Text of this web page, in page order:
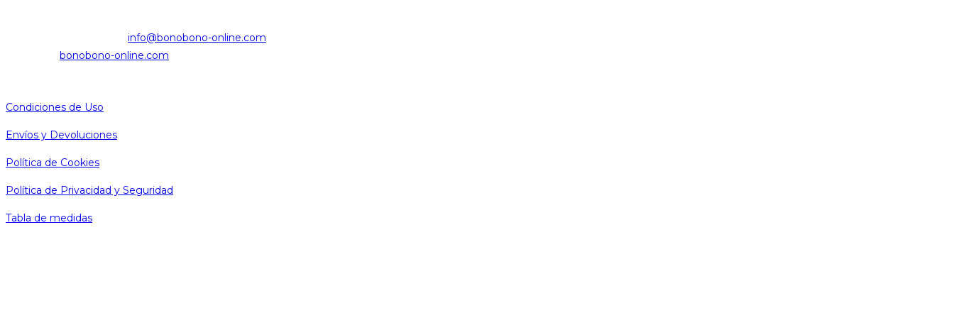
info@bonobono-online.com
bonobono-online.com
Condiciones de Uso
Envíos y Devoluciones
Política de Cookies
Política de Privacidad y Seguridad
Tabla de medidas